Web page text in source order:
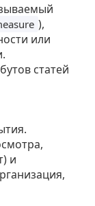
),
или
статей
и